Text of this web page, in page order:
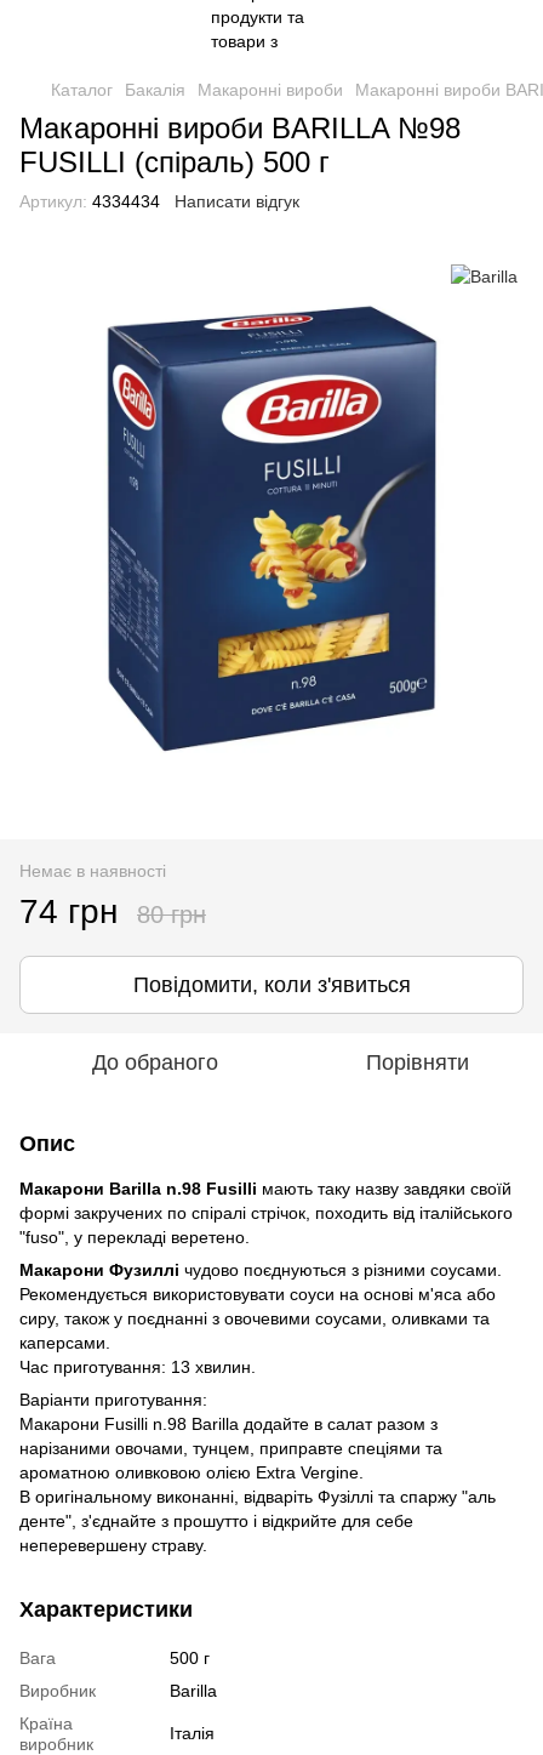
Каталог Бакалія Макаронні вироби Макаронні вироби
Макаронні вироби BARILLA №98
FUSILLI (спіраль) 500 г
Артикул: 4334434 Написати відгук
Немає в наявності
74 грн 80 грн
Повідомити, коли з'явиться
До обраного Порівняти
Опис
Макарони Barilla n.98 Fusilli мають таку назву завдяки своїй
формі закручених по спіралі стрічок, походить від італійського
"fuso", у перекладі веретено.
Макарони Фузиллі чудово поєднуються з різними соусами.
Рекомендується використовувати соуси на основі м'яса або
сиру, також у поєднанні з овочевими соусами, оливками та
каперсами.
Час приготування: 13 хвилин.
Варіанти приготування:
Макарони Fusilli n.98 Barilla додайте в салат разом з
нарізаними овочами, тунцем, приправте спеціями та
ароматною оливковою олією Extra Vergine.
В оригінальному виконанні, відваріть Фузіллі та спаржу "аль
денте", з'єднайте з прошутто і відкрийте для себе
неперевершену страву.
Характеристики
Вага
500 г
Виробник
Barilla
Країна
виробник
Італія